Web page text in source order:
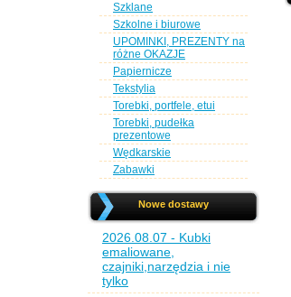
Szklane
Szkolne i biurowe
UPOMINKI, PREZENTY na
różne OKAZJE
Papiernicze
Tekstylia
Torebki, portfele, etui
Torebki, pudełka
prezentowe
Wędkarskie
Zabawki
Nowe dostawy
2026.08.07 - Kubki
emaliowane,
czajniki,narzędzia i nie
tylko